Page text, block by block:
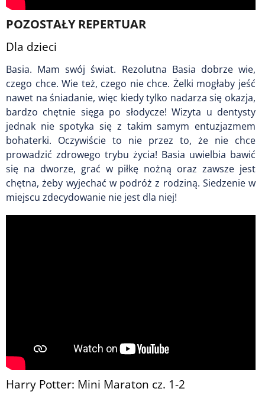
POZOSTAŁY REPERTUAR
Dla dzieci
Basia. Mam swój świat. Rezolutna Basia dobrze wie,
czego chce. Wie też, czego nie chce. Żelki mogłaby jeść
nawet na śniadanie, więc kiedy tylko nadarza się okazja,
bardzo chętnie sięga po słodycze! Wizyta u dentysty
jednak nie spotyka się z takim samym entuzjazmem
bohaterki. Oczywiście to nie przez to, że nie chce
prowadzić zdrowego trybu życia! Basia uwielbia bawić
się na dworze, grać w piłkę nożną oraz zawsze jest
chętna, żeby wyjechać w podróż z rodziną. Siedzenie w
miejscu zdecydowanie nie jest dla niej!
Harry Potter: Mini Maraton cz. 1-2